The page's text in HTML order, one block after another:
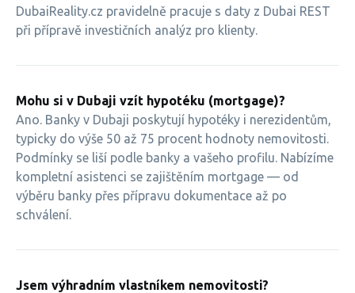
DubaiReality.cz pravidelně pracuje s daty z Dubai REST
při přípravě investičních analýz pro klienty.
Mohu si v Dubaji vzít hypotéku (mortgage)?
Ano. Banky v Dubaji poskytují hypotéky i nerezidentům,
typicky do výše 50 až 75 procent hodnoty nemovitosti.
Podmínky se liší podle banky a vašeho profilu. Nabízíme
kompletní asistenci se zajištěním mortgage — od
výběru banky přes přípravu dokumentace až po
schválení.
Jsem výhradním vlastníkem nemovitosti?